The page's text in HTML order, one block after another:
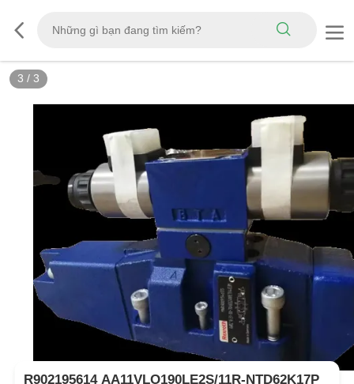
3 / 3
R902195614 AA11VLO190LE2S/11R-NTD62K17P